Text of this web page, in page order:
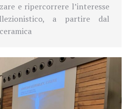
e ripercorrere l’interesse
a partire dal